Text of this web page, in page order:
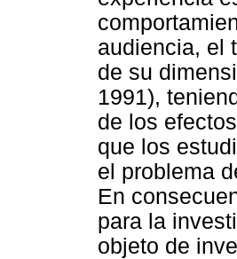
audiencia, el
de su
1991),
de los
que los
el problema
En
para la
objeto de